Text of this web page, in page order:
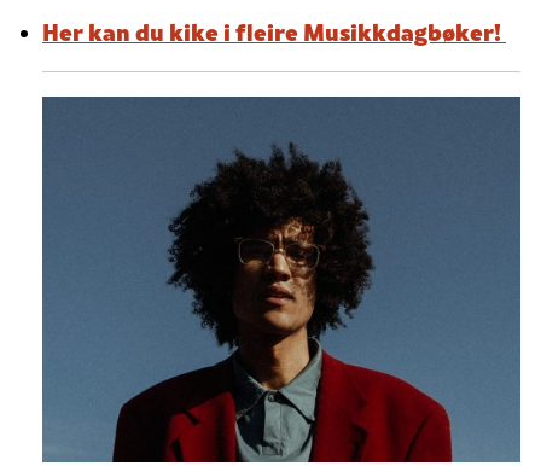
Her kan du kike i fleire Musikkdagbøker!